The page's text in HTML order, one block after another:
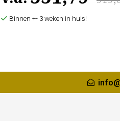
Binnen +- 3 weken in huis!